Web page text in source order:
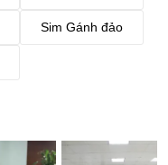
Sim Gánh đảo